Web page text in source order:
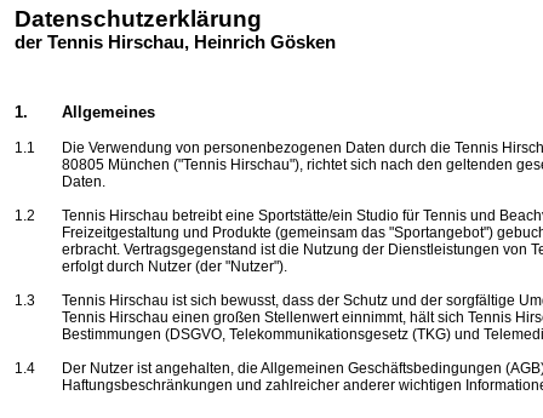
Datenschutzerklärung
der Tennis Hirschau, Heinrich Gösken
1. Allgemeines
1.1
Die Verwendung von personenbezogenen Daten durch die Tennis
80805 München ("Tennis Hirschau"), richtet sich nach den geltenden
Daten.
1.2
Tennis Hirschau betreibt eine Sportstätte/ein Studio für Tennis und
Freizeitgestaltung und Produkte (gemeinsam das "Sportangebot")
erbracht. Vertragsgegenstand ist die Nutzung der Dienstleistungen von
erfolgt durch Nutzer (der "Nutzer").
1.3
Tennis Hirschau ist sich bewusst, dass der Schutz und der sorgfältige
Tennis Hirschau einen großen Stellenwert einnimmt, hält sich Tennis
Bestimmungen (DSGVO, Telekommunikationsgesetz (TKG) und
1.4
Der Nutzer ist angehalten, die Allgemeinen Geschäftsbedingungen
Haftungsbeschränkungen und zahlreicher anderer wichtigen